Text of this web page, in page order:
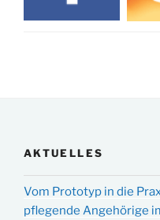
AKTUELLES
Vom Prototyp in die
pflegende Angehörige